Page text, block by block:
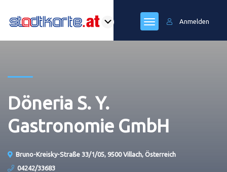
Anmelden
Döneria S. Y.
Gastronomie GmbH
Bruno-Kreisky-Straße 33/1/05, 9500 Villach, Österreich
04242/33683